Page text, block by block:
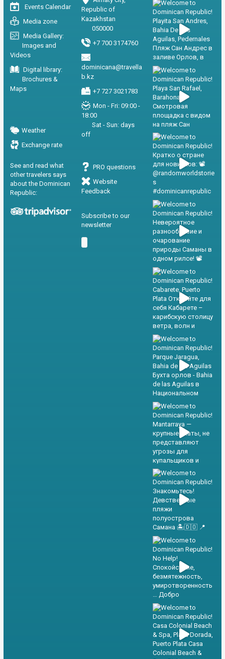
Events Calendar
Media zone
Media Gallery:
Images and
Videos
Digital library:
Brochures &
Maps
Weather
Exchange rate
See and read what
other travelers says
about the Dominican
Republic:
Republic of
Kazakhstan
050000
+7 700 3174760
dominicana@travella
b.kz
+7 727 3021783
Mon - Fri: 09:00 -
18:00
Sat - Sun: days
off
PRO questions
Website
Feedback
Subscribe to our
newsletter